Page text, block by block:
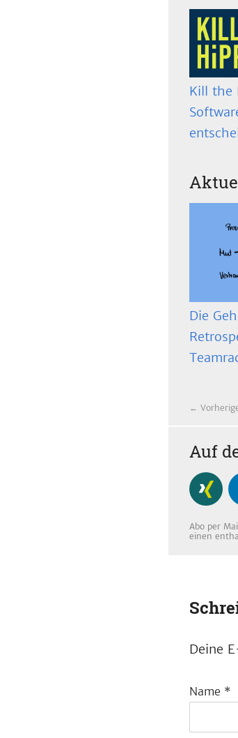
Kill the
Die
←
Auf
Abo per
einen
Deine
Name *